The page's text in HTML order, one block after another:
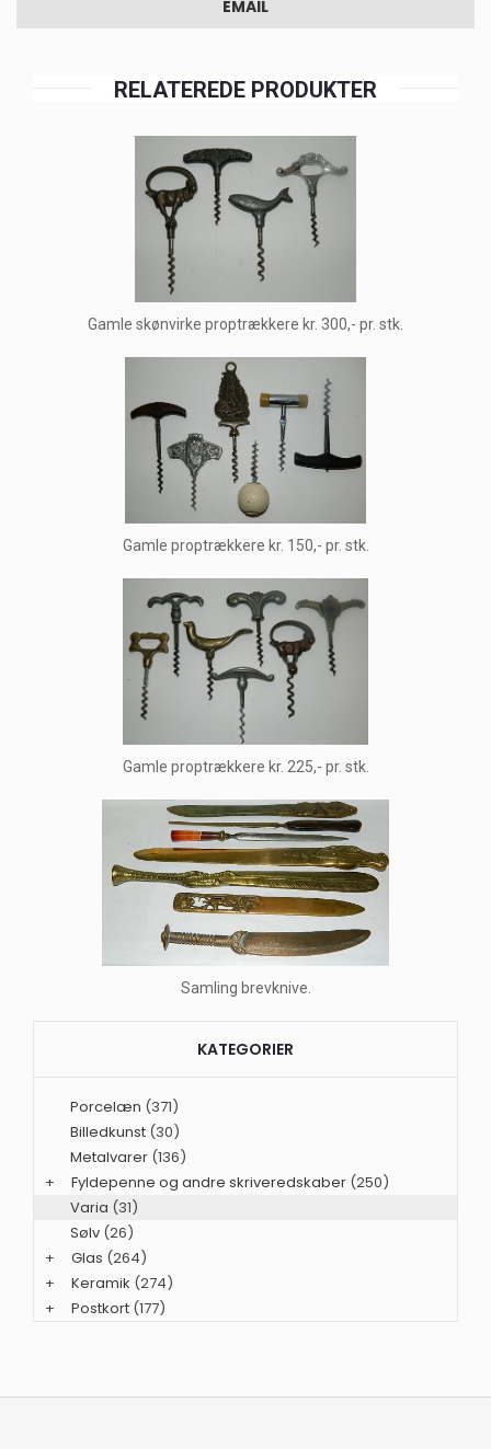
EMAIL
RELATEREDE PRODUKTER
Gamle skønvirke proptrækkere kr. 300,- pr. stk.
Gamle proptrækkere kr. 150,- pr. stk.
Gamle proptrækkere kr. 225,- pr. stk.
Samling brevknive.
KATEGORIER
Porcelæn (371)
Billedkunst (30)
Metalvarer (136)
+
Fyldepenne og andre skriveredskaber (250)
Varia (31)
Sølv (26)
+
Glas (264)
+
Keramik (274)
+
Postkort (177)